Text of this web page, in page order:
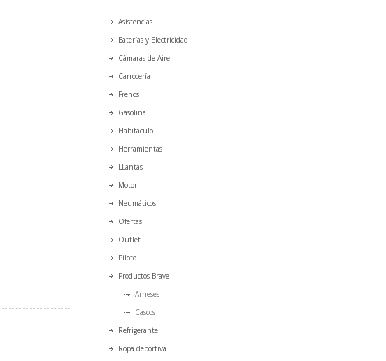
Asistencias
Baterías y Electricidad
Cámaras de Aire
Carrocería
Frenos
Gasolina
Habitáculo
Herramientas
LLantas
Motor
Neumáticos
Ofertas
Outlet
Piloto
Productos Brave
Arneses
Cascos
Refrigerante
Ropa deportiva